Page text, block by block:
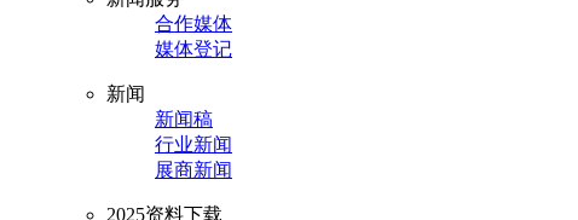
合作媒体
媒体登记
新闻
新闻稿
行业新闻
展商新闻
2025资料下载